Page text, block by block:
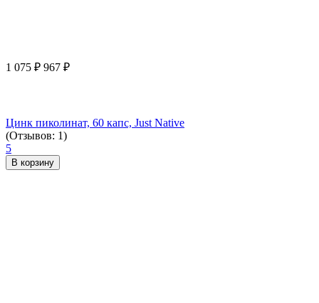
1 075 ₽ 967 ₽
Цинк пиколинат, 60 капс, Just Native
(Отзывов: 1)
5
В корзину